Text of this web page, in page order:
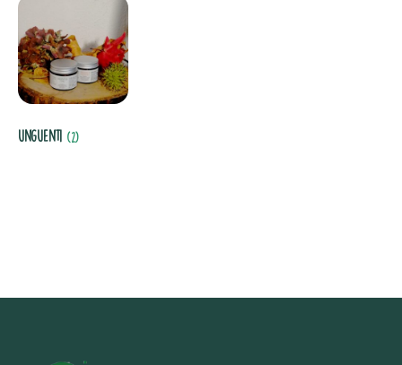
unguenti (2)